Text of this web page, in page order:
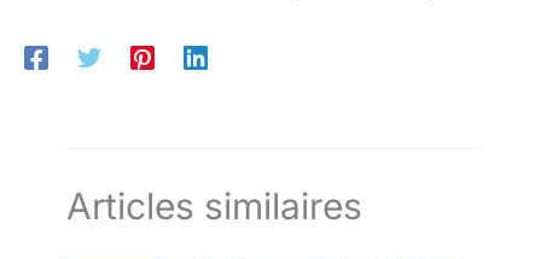
Articles similaires